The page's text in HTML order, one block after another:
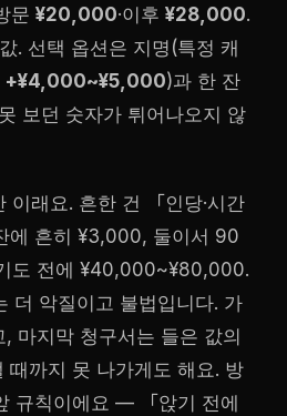
문 ¥20,000·이후 ¥28,000.
. 선택 옵션은 지명(특정 캐
+¥4,000~¥5,000)과 한 잔
보던 숫자가 튀어나오지 않
이래요. 흔한 건 「인당·시간
에 흔히 ¥3,000, 둘이서 90
도 전에 ¥40,000~¥80,000.
더 악질이고 불법입니다. 가
마지막 청구서는 들은 값의
때까지 못 나가게도 해요. 방
규칙이에요 — 「앉기 전에